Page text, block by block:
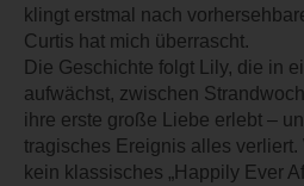
klingt erstmal nach
Curtis hat mich überrascht.
Die Geschichte folgt Lily, die in
aufwächst, zwischen
ihre erste große Liebe erlebt –
tragisches Ereignis alles verliert.
kein klassisches „Happily Ever